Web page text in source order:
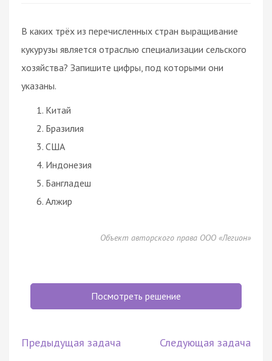
В каких трёх из перечисленных стран выращивание
кукурузы является отраслью специализации сельского
хозяйства? Запишите цифры, под которыми они
указаны.
Китай
Бразилия
США
Индонезия
Бангладеш
Алжир
Объект авторского права ООО «Легион»
Посмотреть решение
Предыдущая задача Следующая задача